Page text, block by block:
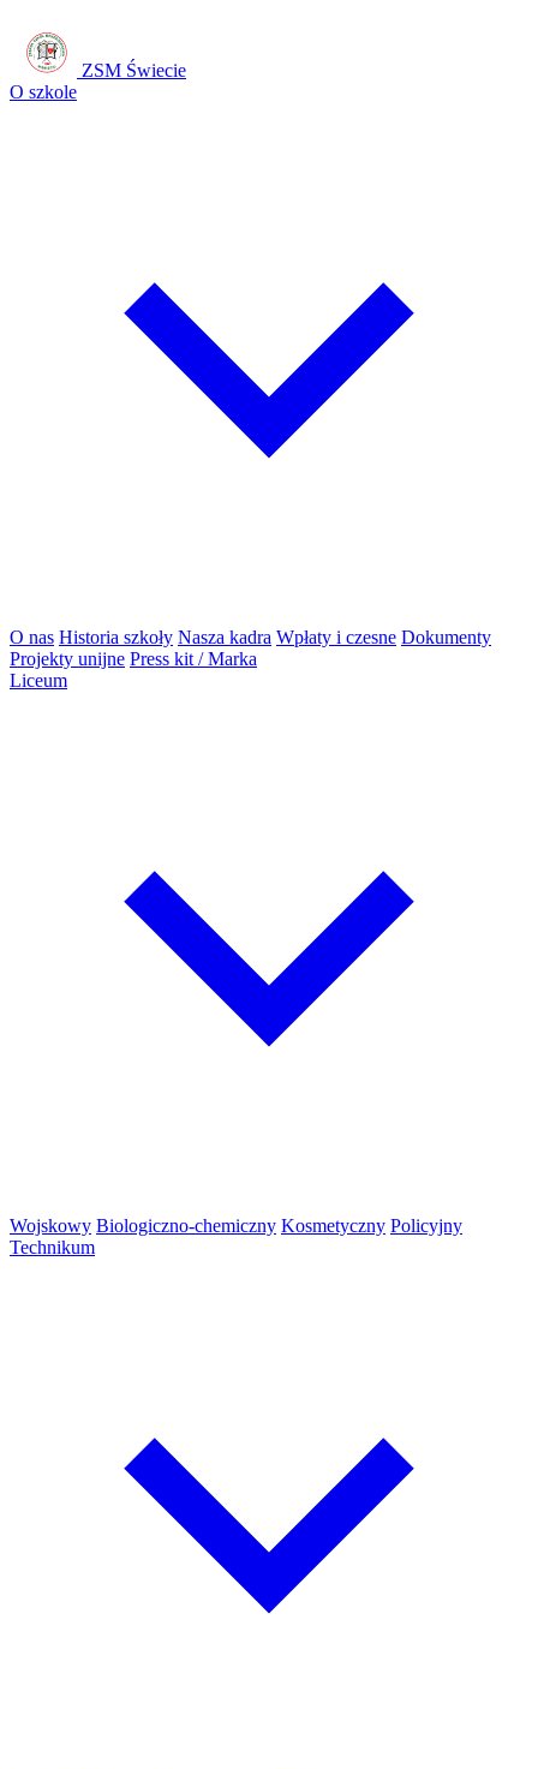
ZSM Świecie
O szkole
O nas Historia szkoły Nasza kadra Wpłaty i czesne Dokumenty
Projekty unijne Press kit / Marka
Liceum
Wojskowy Biologiczno-chemiczny Kosmetyczny Policyjny
Technikum